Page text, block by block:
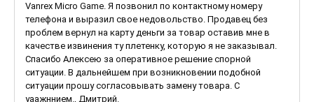
Vanrex Micro Game. Я позвонил по контактному номеру
телефона и выразил свое недовольство. Продавец без
проблем вернул на карту деньги за товар оставив мне в
качестве извинения ту плетенку, которую я не заказывал.
Спасибо Алексею за оперативное решение спорной
ситуации. В дальнейшем при возникновении подобной
ситуации прошу согласовывать замену товара. С
уаажннием., Дмитрий.